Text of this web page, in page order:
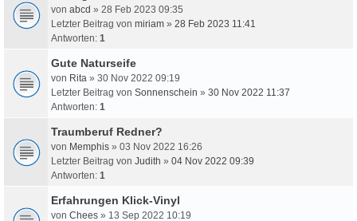
von abcd » 28 Feb 2023 09:35
Letzter Beitrag von miriam » 28 Feb 2023 11:41
Antworten: 1
Gute Naturseife
von Rita » 30 Nov 2022 09:19
Letzter Beitrag von Sonnenschein » 30 Nov 2022 11:37
Antworten: 1
Traumberuf Redner?
von Memphis » 03 Nov 2022 16:26
Letzter Beitrag von Judith » 04 Nov 2022 09:39
Antworten: 1
Erfahrungen Klick-Vinyl
von Chees » 13 Sep 2022 10:19